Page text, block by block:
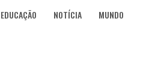
EDUCAÇÃO NOTÍCIA MUNDO